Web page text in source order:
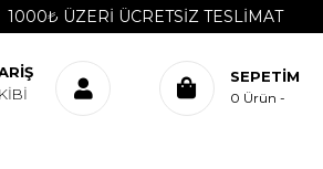
1000₺ ÜZERI ÜCRETSIZ TESLIMAT
SEPETIM
0 Ürün